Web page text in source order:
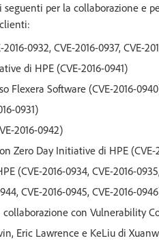
per la collaborazione e
0932, CVE-2016-0937, CVE-
di HPE (CVE-2016-0941)
Flexera Software (CVE-2016-
0931)
2016-0942)
Zero Day Initiative di HPE (CVE-
2016-0934, CVE-2016-0935,
CVE-2016-0945, CVE-2016-
con Vulnerability
Eric Lawrence e KeLiu di